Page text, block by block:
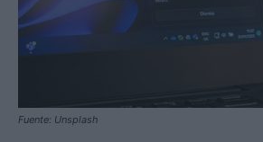
Fuente: Unsplash